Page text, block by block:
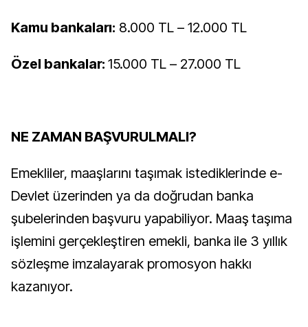
Kamu bankaları: 8.000 TL – 12.000 TL
Özel bankalar:15.000 TL – 27.000 TL
NE ZAMAN BAŞVURULMALI?
Emekliler, maaşlarını taşımak istediklerinde e-
Devlet üzerinden ya da doğrudan banka
şubelerinden başvuru yapabiliyor. Maaş taşıma
işlemini gerçekleştiren emekli, banka ile 3 yıllık
sözleşme imzalayarak promosyon hakkı
kazanıyor.